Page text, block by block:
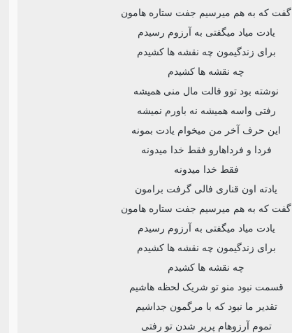
گفت که به هم میرسیم جفت ستاره هامون
یادت میاد میگفتی به آرزوم رسیدم
برای زندگیمون چه نقشه ها کشیدم
چه نقشه ها کشیدم
نوشته بود توو فالت مال منی همیشه
رفتی واسه همیشه نه باورم نمیشه
این حرف آخر من میخوام یادت بمونه
فردا و فرداهارو فقط خدا میدونه
فقط خدا میدونه
یادته اون قناری فالی گرفت برامون
گفت که به هم میرسیم جفت ستاره هامون
یادت میاد میگفتی به آرزوم رسیدم
برای زندگیمون چه نقشه ها کشیدم
چه نقشه ها کشیدم
قسمت نبود منو تو شریک لحظه هاشیم
تقدیر ما نبود که با مرگمون جداشیم
تموم آرزوهام پرپر شدن تو رفتی